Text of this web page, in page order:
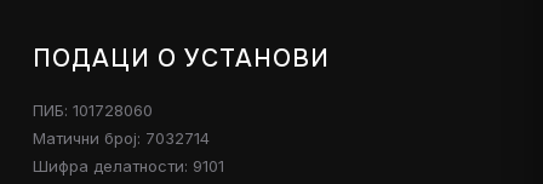
ПОДАЦИ О УСТАНОВИ
ПИБ: 101728060
Матични број: 7032714
Шифра делатности: 9101